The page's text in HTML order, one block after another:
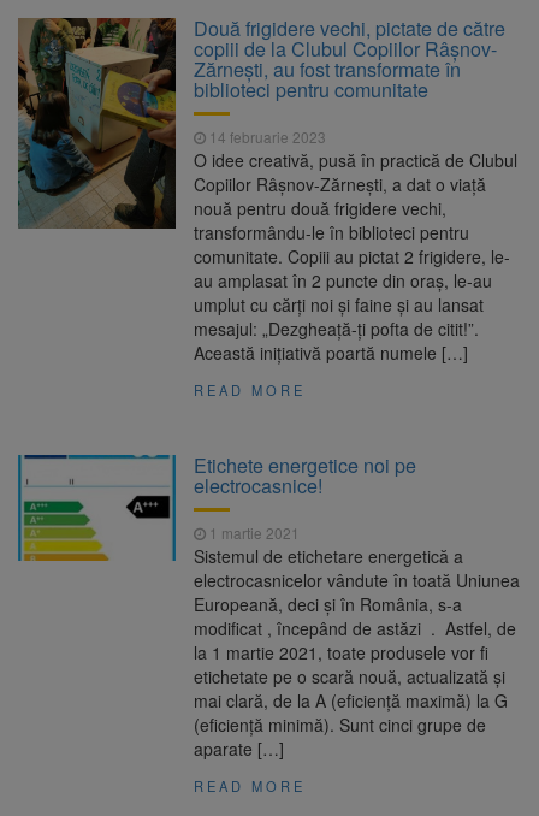
propriul record mondial. Betty Bromage a
zburat din nou pe aripa unui avion
9 august 2026
Avocații fraților Andrew și
Tristan Tate cer eliberarea lor pe cauțiune în
SUA
8 august 2026
Se schimbă examenul de
medic specialist. Subiecte unice în toată țara,
aceeași oră și același barem
Se schimbă regulile pentru
capsulele de cafea și ambalajele de unică
folosință. Noul regulament UE se aplică din 12
Două frigidere vechi, pictate de către
copiii de la Clubul Copiilor Râșnov-
Zărnești, au fost transformate în
biblioteci pentru comunitate
14 februarie 2023
O idee creativă, pusă în practică de Clubul
Copiilor Râșnov-Zărnești, a dat o viață
nouă pentru două frigidere vechi,
transformându-le în biblioteci pentru
comunitate. Copiii au pictat 2 frigidere, le-
au amplasat în 2 puncte din oraș, le-au
umplut cu cărți noi și faine și au lansat
mesajul: „Dezgheață-ți pofta de citit!”.
Această inițiativă poartă numele […]
READ MORE
Etichete energetice noi pe
electrocasnice!
1 martie 2021
Sistemul de etichetare energetică a
electrocasnicelor vândute în toată Uniunea
Europeană, deci şi în România, s-a
modificat , începând de astăzi . Astfel, de
la 1 martie 2021, toate produsele vor fi
etichetate pe o scară nouă, actualizată și
mai clară, de la A (eficiență maximă) la G
(eficiență minimă). Sunt cinci grupe de
aparate […]
READ MORE